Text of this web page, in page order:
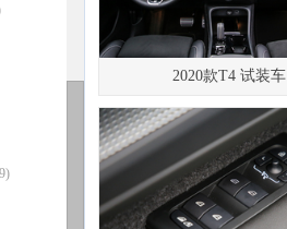
2020款T4 试装车